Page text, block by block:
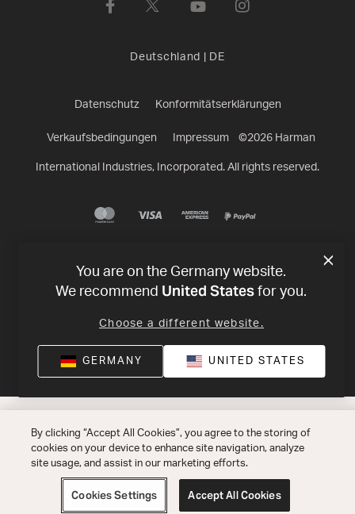
Deutschland DE
Datenschutz Konformitätserklärungen
Verkaufsbedingungen Impressum ©2026Harman
International Industries, Incorporated. All rights reserved.
You are on the Germany website.
We recommend United States for you.
Choose a different website.
GERMANY UNITED STATES
By clicking “Accept All Cookies”, you agree to the storing of
cookies on your device to enhance site navigation, analyze
site usage, and assist in our marketing efforts.
Cookies Settings Accept All Cookies